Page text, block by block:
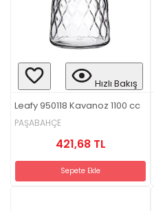
Hızlı Bakış
Leafy 950118 Kavanoz 1100 cc
PAŞABAHÇE
421,68 TL
Sepete Ekle